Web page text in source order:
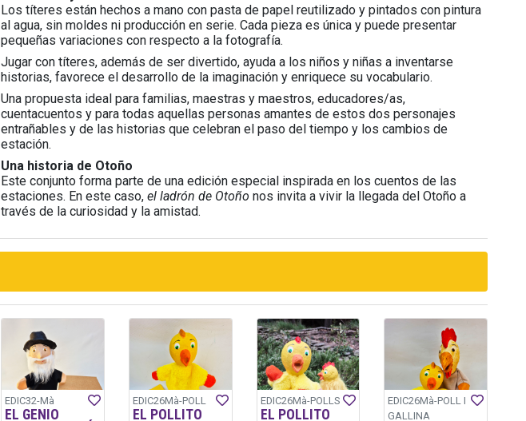
Los títeres están hechos a mano con pasta de papel reutilizado y pintados con pintura
al agua, sin moldes ni producción en serie. Cada pieza es única y puede presentar
pequeñas variaciones con respecto a la fotografía.
Jugar con títeres, además de ser divertido, ayuda a los niños y niñas a inventarse
historias, favorece el desarrollo de la imaginación y enriquece su vocabulario.
Una propuesta ideal para familias, maestras y maestros, educadores/as,
cuentacuentos y para todas aquellas personas amantes de estos dos personajes
entrañables y de las historias que celebran el paso del tiempo y los cambios de
estación.
Una historia de Otoño
Este conjunto forma parte de una edición especial inspirada en los cuentos de las
estaciones. En este caso, el ladrón de Otoño nos invita a vivir la llegada del Otoño a
través de la curiosidad y la amistad.
EDIC32-Mà
EL GENIO
EDIC26Mà-POLL
EL POLLITO
EDIC26Mà-POLLS
EL POLLITO
EDIC26Mà-POLL I
GALLINA